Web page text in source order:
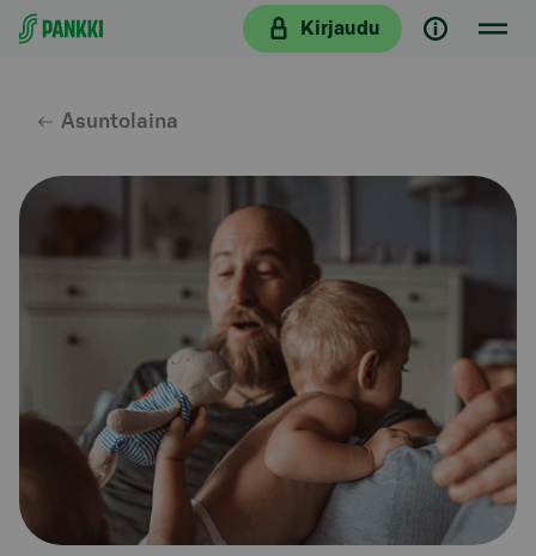
Siirry suoraan sisältöön
Kirjaudu
Asuntolaina